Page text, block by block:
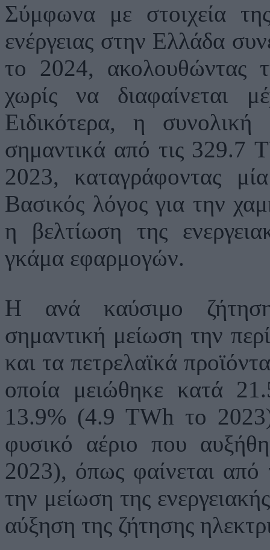
Σύμφωνα με στοιχεία
ενέργειας στην Ελλάδα
το 2024, ακολουθώντας
χωρίς να διαφαίνεται
Ειδικότερα, η συνολική
σημαντικά από τις 329.7
2023, καταγράφοντας
Βασικός λόγος για την
η βελτίωση της
γκάμα εφαρμογών.
Η ανά καύσιμο
σημαντική μείωση την
και τα πετρελαϊκά
οποία μειώθηκε κατά
13.9% (4.9 TWh το 2023)
φυσικό αέριο που
2023), όπως φαίνεται
την μείωση της
αύξηση της ζήτησης